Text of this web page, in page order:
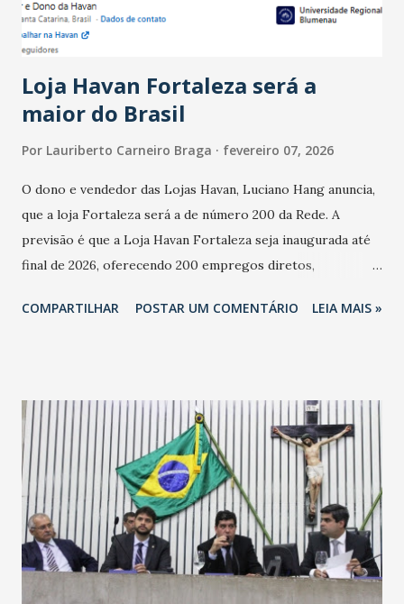
do observado no mês anterior. Outros 1% não existiam em
novembro. Em relação a outubro, o faturamento também
cresceu. De acordo com a pesquisa, 44% dos n...
Loja Havan Fortaleza será a
maior do Brasil
Por Lauriberto Carneiro Braga fevereiro 07, 2026
O dono e vendedor das Lojas Havan, Luciano Hang anuncia,
que a loja Fortaleza será a de número 200 da Rede. A
previsão é que a Loja Havan Fortaleza seja inaugurada até
final de 2026, oferecendo 200 empregos diretos,
Havan Fortaleza ainda não foi anunciada oficialmente, mas
COMPARTILHAR POSTAR UM COMENTÁRIO LEIA MAIS »